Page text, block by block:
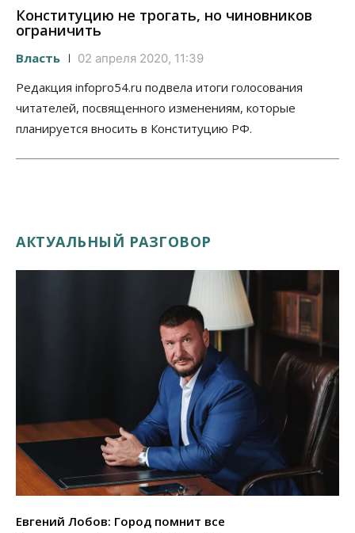
Конституцию не трогать, но чиновников
ограничить
Власть 02 апреля 2020, 11:39
Редакция infopro54.ru подвела итоги голосования
читателей, посвященного изменениям, которые
планируется вносить в Конституцию РФ.
АКТУАЛЬНЫЙ РАЗГОВОР
Евгений Лобов: Город помнит все